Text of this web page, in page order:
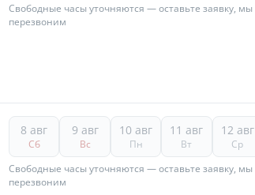
Свободные часы уточняются — оставьте заявку, мы
перезвоним
8 авг
Сб
9 авг
Вс
10 авг
Пн
11 авг
Вт
12 авг
Ср
Свободные часы уточняются — оставьте заявку, мы
перезвоним